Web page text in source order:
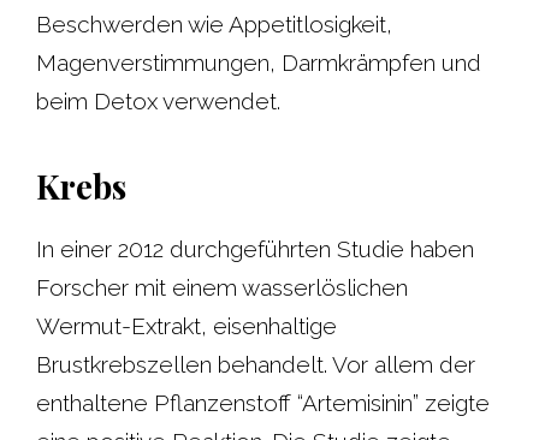
Beschwerden wie Appetitlosigkeit,
Magenverstimmungen, Darmkrämpfen und
beim Detox verwendet.
Krebs
In einer 2012 durchgeführten Studie haben
Forscher mit einem wasserlöslichen
Wermut-Extrakt, eisenhaltige
Brustkrebszellen behandelt. Vor allem der
enthaltene Pflanzenstoff “Artemisinin” zeigte